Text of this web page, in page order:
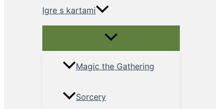
Igre s kartami
Menu
Magic the Gathering
Sorcery